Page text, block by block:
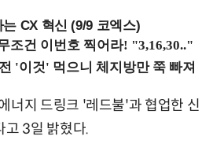
CX 혁신 (9/9 코엑스)
너지 드링크 '레드불'과 협업한 신
고 3일 밝혔다.